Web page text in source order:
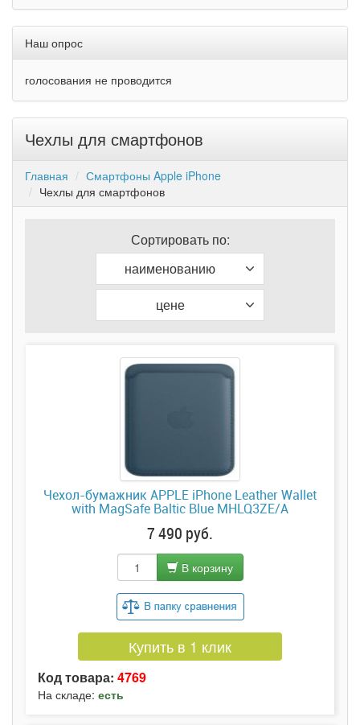
Наш опрос
голосования не проводится
Чехлы для смартфонов
Главная
Смартфоны Apple iPhone
Чехлы для смартфонов
Сортировать по:
наименованию
цене
Чехол-бумажник APPLE iPhone Leather Wallet
with MagSafe Baltic Blue MHLQ3ZE/A
7 490 руб.
В корзину
Купить в 1 клик
Код товара: 4769
На складе: есть